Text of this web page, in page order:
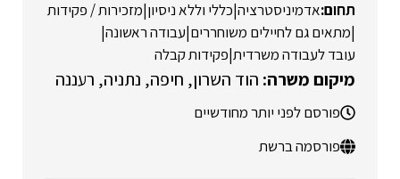
אדמיניסטרציה|כללי וללא ניסיון|מזכירות / פקידות
|מתאים גם לחיילים משוחררים|עבודה ראשונה|
עובד לעבודה משרדית|פקידות קבלה
הוד השרון חיפה נתניה רעננה
פורסם לפני יותר מחודשיים
פורסמה ברשת